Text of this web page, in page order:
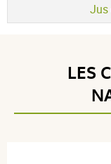
5
4
Jus
LES